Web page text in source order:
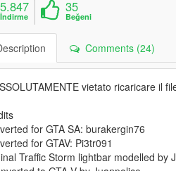
5.847
İndirme
35
Beğeni
Comments (24)
vietato ricaricare il
for GTA SA: burakergin76
for GTAV: Pi3tr091
Traffic Storm lightbar modelled by